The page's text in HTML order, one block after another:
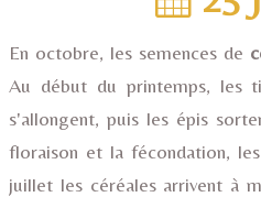
INFOS▼
ACCÈS
En octobre, les semences de
Au début du printemps, les
s'allongent, puis les épis
floraison et la fécondation,
juillet les céréales arrivent à